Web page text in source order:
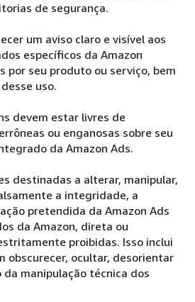
de segurança.
um aviso claro e visível aos
específicos da Amazon
por seu produto ou serviço, bem
uso.
devem estar livres de
ou enganosas sobre seu
da Amazon Ads.
destinadas a alterar, manipular,
a integridade, a
pretendida da Amazon Ads
da Amazon, direta ou
proibidas. Isso inclui
obscurecer, ocultar, desorientar
da manipulação técnica dos